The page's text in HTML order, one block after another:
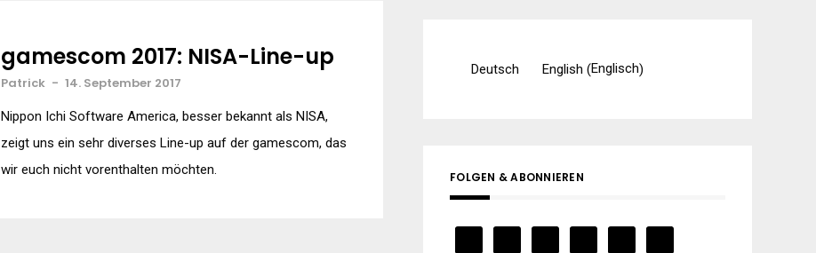
gamescom 2017: NISA-Line-up
Patrick - 14. September 2017
Nippon Ichi Software America, besser bekannt als NISA,
zeigt uns ein sehr diverses Line-up auf der gamescom, das
wir euch nicht vorenthalten möchten.
Deutsch English (Englisch)
FOLGEN & ABONNIEREN